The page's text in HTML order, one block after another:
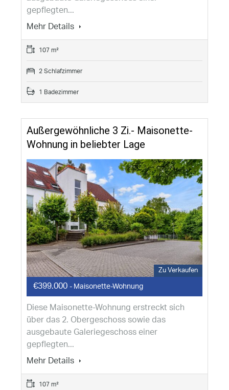
gepflegten...
Mehr Details
107 m²
2 Schlafzimmer
1 Badezimmer
Außergewöhnliche 3 Zi.- Maisonette-
Wohnung in beliebter Lage
Zu Verkaufen
€399.000 - Maisonette-Wohnung
Diese Maisonette-Wohnung erstreckt sich
über das 2. Obergeschoss sowie das
ausgebaute Galeriegeschoss einer
gepflegten...
Mehr Details
107 m²